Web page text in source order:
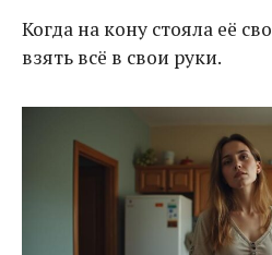
Когда на кону стояла её
взять всё в свои руки.